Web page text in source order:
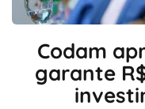
Codam
garante